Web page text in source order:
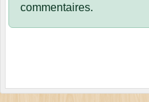
commentaires.